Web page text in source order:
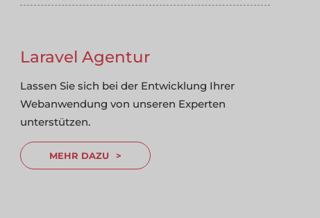
"test/wpSiteIDEtest.xml"
Laravel Agentur
Lassen Sie sich bei der Entwicklung Ihrer
Webanwendung von unseren Experten
unterstützen.
MEHR DAZU